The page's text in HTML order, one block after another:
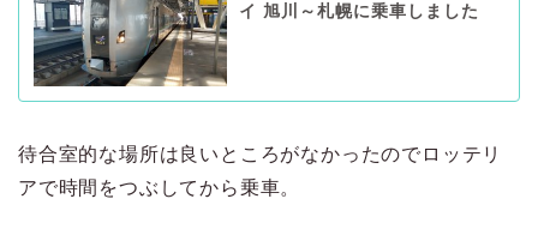
イ 旭川～札幌に乗車しました
待合室的な場所は良いところがなかったのでロッテリ
アで時間をつぶしてから乗車。